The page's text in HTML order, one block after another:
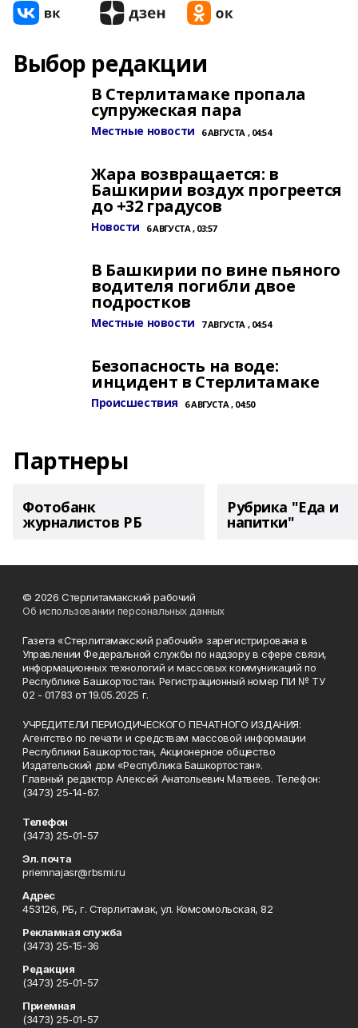
Выбор редакции
В Стерлитамаке пропала
супружеская пара
Местные новости 6 АВГУСТА , 04:54
Жара возвращается: в
Башкирии воздух прогреется
до +32 градусов
Новости 6 АВГУСТА , 03:57
В Башкирии по вине пьяного
водителя погибли двое
подростков
Местные новости 7 АВГУСТА , 04:54
Безопасность на воде:
инцидент в Стерлитамаке
Происшествия 6 АВГУСТА , 04:50
Партнеры
Фотобанк
журналистов РБ
Рубрика "Еда и
напитки"
© 2026 Стерлитамакский рабочий
Об использовании персональных данных
Газета «Стерлитамакский рабочий» зарегистрирована в
Управлении Федеральной службы по надзору в сфере связи,
информационных технологий и массовых коммуникаций по
Республике Башкортостан. Регистрационный номер ПИ № ТУ
02 - 01783 от 19.05.2025 г.
УЧРЕДИТЕЛИ ПЕРИОДИЧЕСКОГО ПЕЧАТНОГО ИЗДАНИЯ:
Агентство по печати и средствам массовой информации
Республики Башкортостан, Акционерное общество
Издательский дом «Республика Башкортостан».
Главный редактор Алексей Анатольевич Матвеев. Телефон:
(3473) 25-14-67.
Телефон
(3473) 25-01-57
Эл. почта
priemnajasr@rbsmi.ru
Адрес
453126, РБ, г. Стерлитамак, ул. Комсомольская, 82
Рекламная служба
(3473) 25-15-36
Редакция
(3473) 25-01-57
Приемная
(3473) 25-01-57